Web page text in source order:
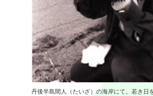
丹後半島間人（たいざ）の海岸にて。若き日